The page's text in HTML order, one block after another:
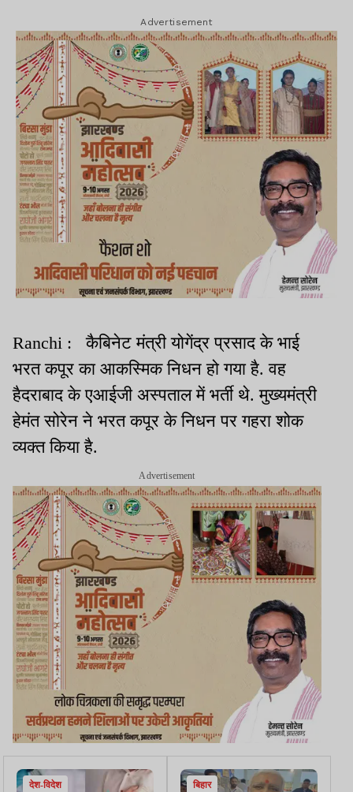
Advertisement
Ranchi : कैबिनेट मंत्री योगेंद्र प्रसाद के भाई
भरत कपूर का आकस्मिक निधन हो गया है. वह
हैदराबाद के एआईजी अस्पताल में भर्ती थे. मुख्यमंत्री
हेमंत सोरेन ने भरत कपूर के निधन पर गहरा शोक
व्यक्त किया है.
Advertisement
देश-विदेश बिहार